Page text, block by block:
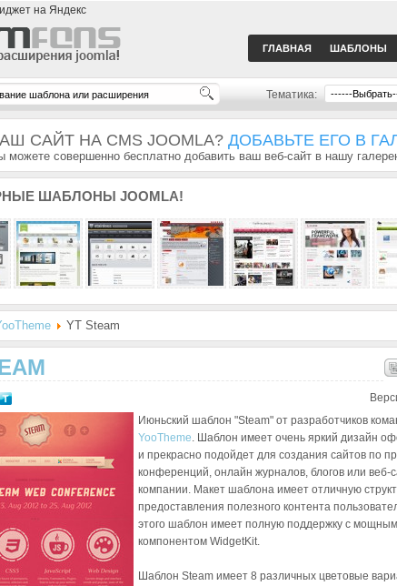
на Яндекс
ГЛАВНАЯ ШАБЛОНЫ
Тематика:
САЙТ НА CMS JOOMLA? ДОБАВЬТЕ ЕГО В
можете совершенно бесплатно добавить ваш веб-сайт в нашу
ШАБЛОНЫ JOOMLA!
YT Steam
Июньский шаблон "Steam" от разработчиков
YooTheme. Шаблон имеет очень яркий дизайн
и прекрасно подойдет для создания сайтов по
конференций, онлайн журналов, блогов или веб-
компании. Макет шаблона имеет отличную
предоставления полезного контента
этого шаблон имеет полную поддержку с мощным
компонентом WidgetKit.
Шаблон Steam имеет 8 различных цветовые